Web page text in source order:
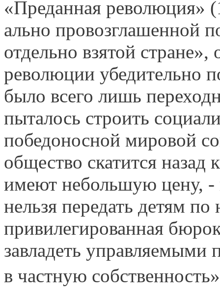
«Преданная революция»
ально провозглашенной
отдельно взятой
революции убедительно
было всего лишь
пыталось строить
победоносной мировой
общество скатится назад
имеют небольшую цену, -
нельзя передать детям по
привилегированная
завладеть управляемыми
в частную